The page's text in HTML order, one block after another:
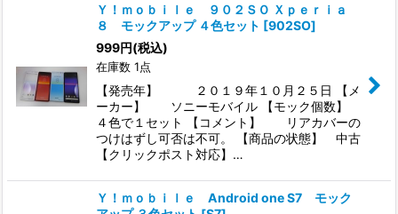
Ｙ！ｍｏｂｉｌｅ ９０２ＳＯ Ｘｐｅｒｉａ
８ モックアップ ４色セット [902SO]
999円(税込)
在庫数 1点
【発売年】 ２０１９年１０月２５日 【メ
ーカー】 ソニーモバイル 【モック個数】
４色で１セット 【コメント】 リアカバーの
つけはずし可否は不可。 【商品の状態】 中古
【クリックポスト対応】…
Ｙ！ｍｏｂｉｌｅ Android one S7 モック